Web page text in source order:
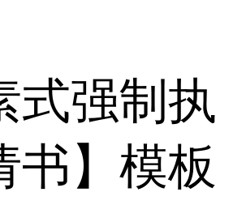
式强制执
书】模板